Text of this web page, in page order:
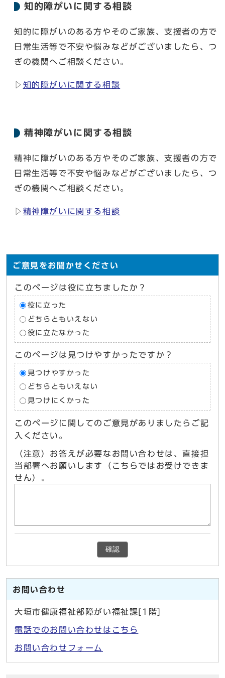
知的障がいに関する相談
知的に障がいのある方やそのご家族、支援者の方で
日常生活等で不安や悩みなどがございましたら、つ
ぎの機関へご相談ください。
▷ 知的障がいに関する相談
精神障がいに関する相談
精神に障がいのある方やそのご家族、支援者の方で
日常生活等で不安や悩みなどがございましたら、つ
ぎの機関へご相談ください。
▷ 精神障がいに関する相談
ご意見をお聞かせください
このページは役に立ちましたか？
役に立った
どちらともいえない
役に立たなかった
このページは見つけやすかったですか？
見つけやすかった
どちらともいえない
見つけにくかった
このページに関してのご意見がありましたらご記
入ください。
（注意）お答えが必要なお問い合わせは、直接担
当部署へお願いします（こちらではお受けできま
せん）。
確認
お問い合わせ
大垣市健康福祉部障がい福祉課[1階]
電話でのお問い合わせはこちら
お問い合わせフォーム